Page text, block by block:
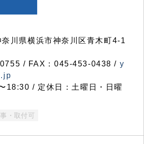
川県横浜市神奈川区青木町4-1
/ FAX：045-453-0438 / y
18:30 / 定休日：土曜日・日曜
・取付可